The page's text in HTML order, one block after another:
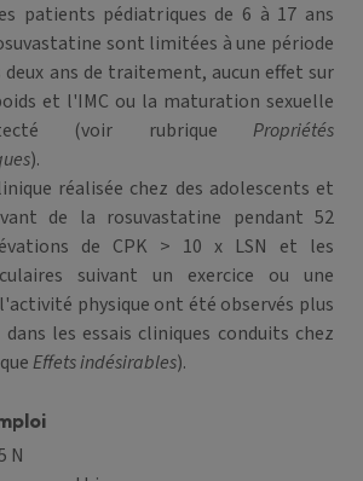
patients pédiatriques de 6 à 17 ans
sont limitées à une période
deux ans de traitement, aucun effet sur
et l'IMC ou la maturation sexuelle
(voir rubrique Propriétés
).
réalisée chez des adolescents et
de la rosuvastatine pendant 52
de CPK > 10 x LSN et les
suivant un exercice ou une
physique ont été observés plus
les essais cliniques conduits chez
Effets indésirables).
N